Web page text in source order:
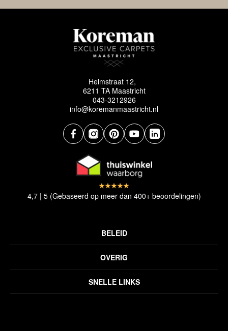
Helmstraat 12,
6211 TA Maastricht
043-3212926
info@koremanmaastricht.nl
SNELLE LINKS
OVERIG
Inspiratie
BELEID
Disclaimer
Verzendbeleid
4,7 | 5 (Gebaseerd op meer dan 400+ beoordelingen)